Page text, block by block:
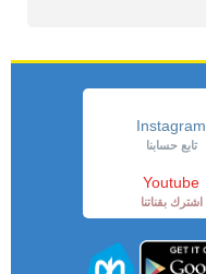
Instagram
تابع حسابنا
Youtube
اشترك بقناتنا